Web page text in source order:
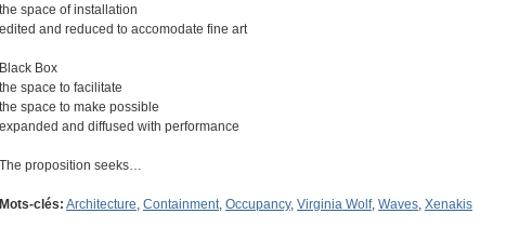
the space of installation
edited and reduced to accomodate fine art
Black Box
the space to facilitate
the space to make possible
expanded and diffused with performance
The proposition seeks…
Mots-clés: Architecture, Containment, Occupancy, Virginia Wolf, Waves, Xenakis